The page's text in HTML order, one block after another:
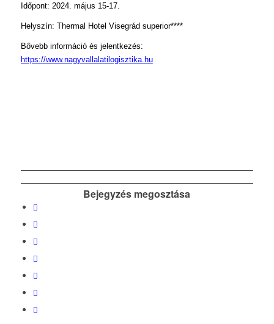
Időpont: 2024. május 15-17.
Helyszín: Thermal Hotel Visegrád superior****
Bővebb információ és jelentkezés:
https://www.nagyvallalatilogisztika.hu
Bejegyzés megosztása